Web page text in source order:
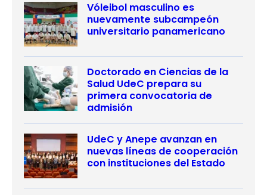
Vóleibol masculino es
nuevamente subcampeón
universitario panamericano
Doctorado en Ciencias de la
Salud UdeC prepara su
primera convocatoria de
admisión
UdeC y Anepe avanzan en
nuevas líneas de cooperación
con instituciones del Estado